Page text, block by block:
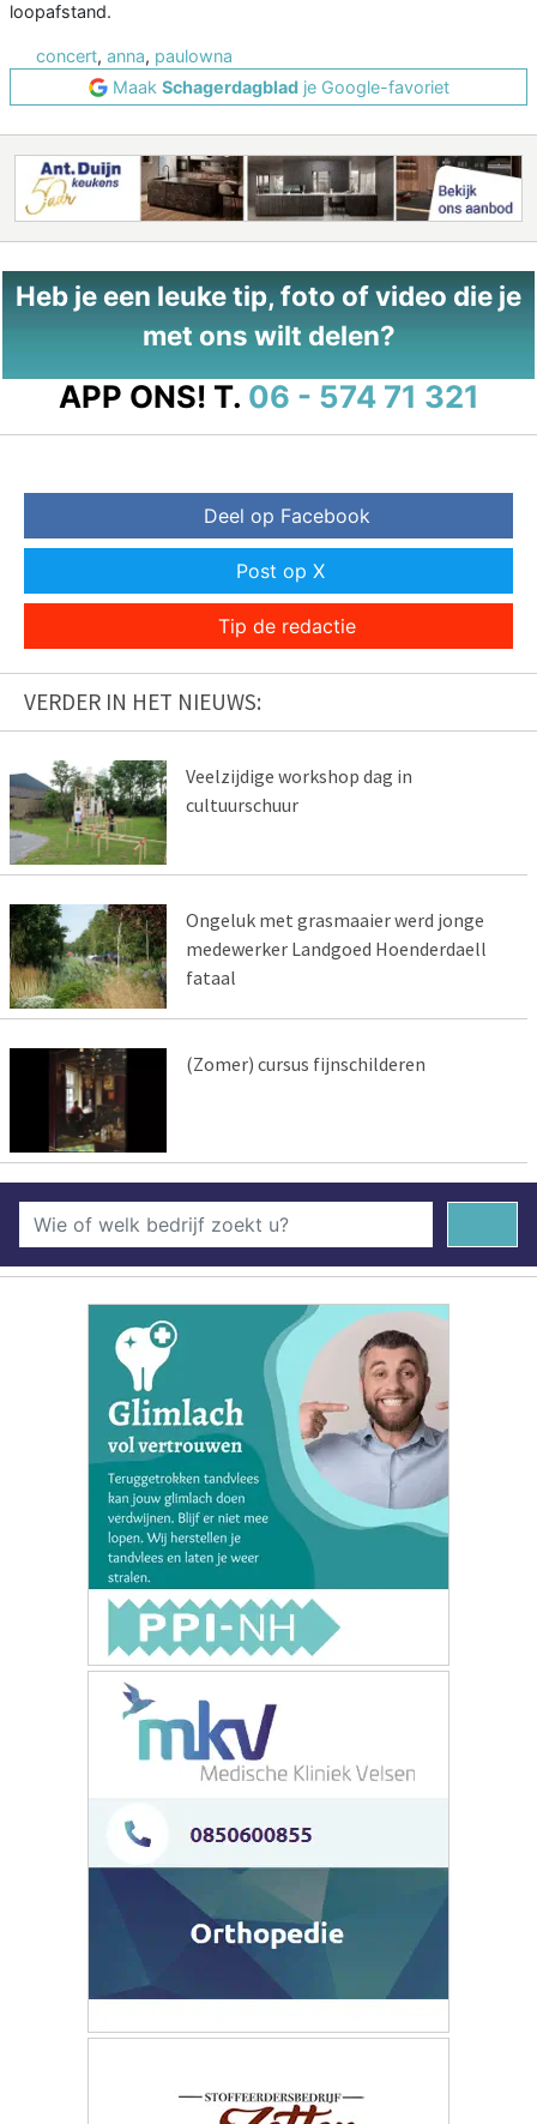
loopafstand.
concert, anna, paulowna
Maak Schagerdagbladje Google-favoriet
Heb je een leuke tip, foto of video die je
met ons wilt delen?
APP ONS! T. 06 - 574 71 321
Deel op Facebook
Post op X
Tip de redactie
VERDER IN HET NIEUWS:
Veelzijdige workshop dag in
cultuurschuur
Ongeluk met grasmaaier werd jonge
medewerker Landgoed Hoenderdaell
fataal
(Zomer) cursus fijnschilderen